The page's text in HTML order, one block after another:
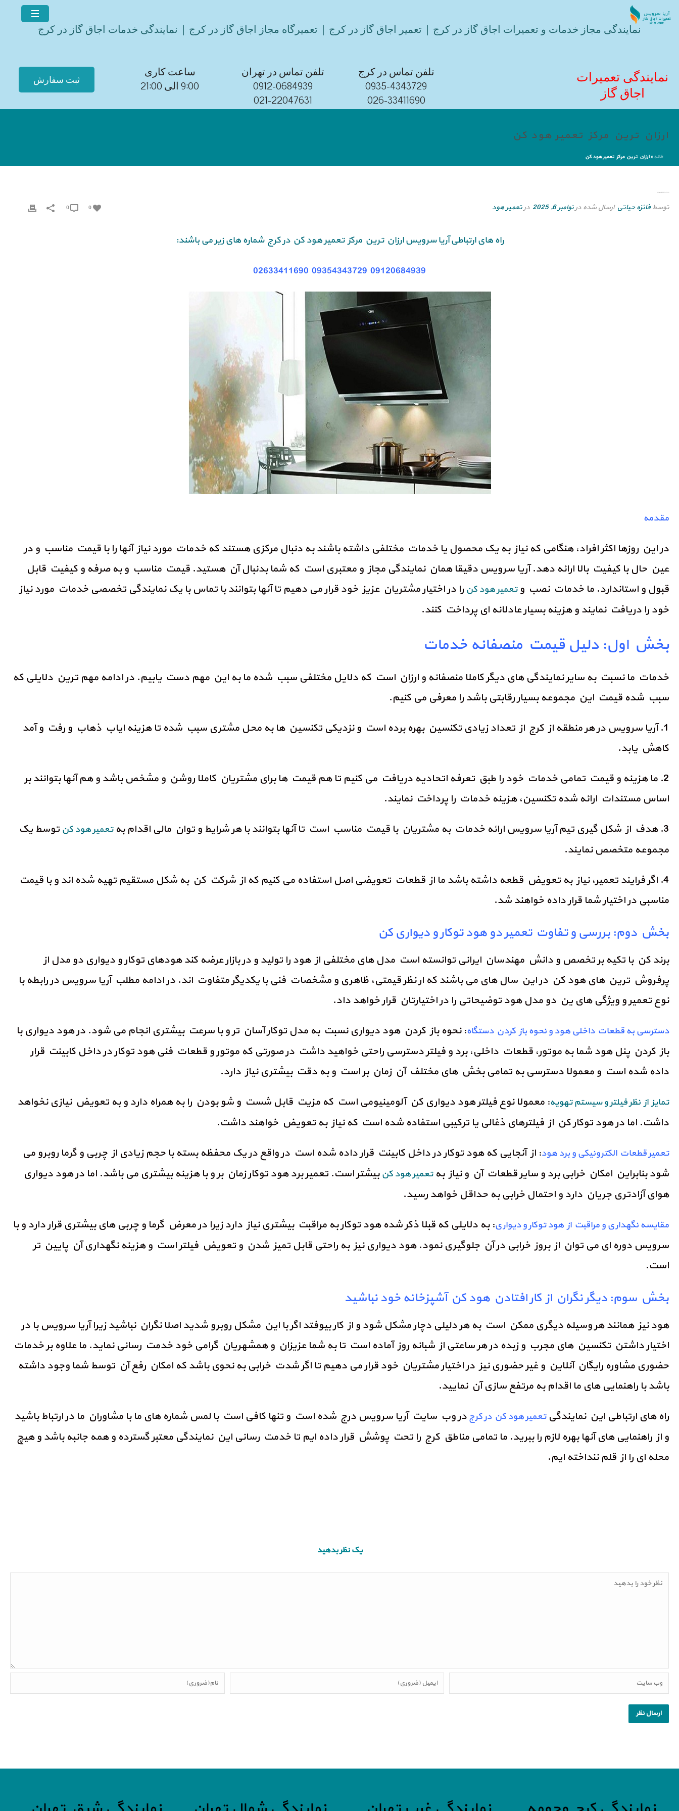
نمایندگی مجاز خدمات و تعمیرات اجاق گاز در کرج | تعمیر اجاق گاز در کرج | تعمیرگاه مجاز اجاق گاز در کرج | نمایندگی خدمات اجاق گاز در کرج
ثبت سفارش
ساعت کاری
9:00 الی 21:00
تلفن تماس در تهران
0912-0684939
021-22047631
تلفن تماس در کرج
0935-4343729
026-33411690
نمایندگی تعمیرات
اجاق گاز
ارزان ترین مرکز تعمیر هود کن
خانه »ارزان ترین مرکز تعمیر هود کن
ارزان ترین مرکز تعمیر هود کن
توسطفائزه حیاتی ارسال شده درنوامبر 6, 2025 درتعمیر هود 0
راه های ارتباطی آریا سرویس ارزان ترین مرکز تعمیر هود کن در کرج شماره های زیر می باشند:
09120684939
09354343729
02633411690
مقدمه
در این روزها اکثر افراد، هنگامی که نیاز به یک محصول یا خدمات مختلفی داشته باشند به دنبال مرکزی هستند که خدمات مورد نیاز آنها را با قیمت مناسب و در
عین حال با کیفیت بالا ارائه دهد. آریا سرویس دقیقا همان نمایندگی مجاز و معتبری است که شما بدنبال آن هستید. قیمت مناسب و به صرفه و کیفیت قابل
قبول و استاندارد. ما خدمات نصب وتعمیر هود کن را در اختیار مشتریان عزیز خود قرار می دهیم تا آنها بتوانند با تماس با یک نمایندگی تخصصی خدمات مورد نیاز
خود را دریافت نمایند و هزینه بسیار عادلانه ای پرداخت کنند.
بخش اول: دلیل قیمت منصفانه خدمات
خدمات ما نسبت به سایر نمایندگی های دیگر کاملا منصفانه و ارزان است که دلایل مختلفی سبب شده ما به این مهم دست یابیم. در ادامه مهم ترین دلایلی که
سبب شده قیمت این مجموعه بسیار رقابتی باشد را معرفی می کنیم.
1. آریا سرویس در هر منطقه از کرج از تعداد زیادی تکنسین بهره برده است و نزدیکی تکنسین ها به محل مشتری سبب شده تا هزینه ایاب ذهاب و رفت و آمد
کاهش یابد.
2. ما هزینه و قیمت تمامی خدمات خود را طبق تعرفه اتحادیه دریافت می کنیم تا هم قیمت ها برای مشتریان کاملا روشن و مشخص باشد و هم آنها بتوانند بر
اساس مستندات ارائه شده تکنسین، هزینه خدمات را پرداخت نمایند.
3. هدف از شکل گیری تیم آریا سرویس ارائه خدمات به مشتریان با قیمت مناسب است تا آنها بتوانند با هر شرایط و توان مالی اقدام به
تعمیر هود کن توسط یک
مجموعه متخصص نمایند.
4. اگر فرایند تعمیر، نیاز به تعویض قطعه داشته باشد ما از قطعات تعویضی اصل استفاده می کنیم که از شرکت کن به شکل مستقیم تهیه شده اند و با قیمت
مناسبی در اختیار شما قرار داده خواهند شد.
بخش دوم: بررسی و تفاوت تعمیر دو هود توکار و دیواری کن
برند کن با تکیه بر تخصص و دانش مهندسان ایرانی توانسته است مدل های مختلفی از هود را تولید و در بازار عرضه کند هودهای توکار و دیواری دو مدل از
پرفروش ترین های هود کن در این سال های می باشند که ار نظر قیمتی، ظاهری و مشخصات فنی با یکدیگر متفاوت اند. در ادامه مطلب آریا سرویس در رابطه با
نوع تعمیر و ویژگی های ین دو مدل هود توضیحاتی را در اختیارتان قرار خواهد داد.
دسترسی به قطعات داخلی هود و نحوه باز کردن دستگاه: نحوه باز کردن هود دیواری نسبت به مدل توکار آسان تر و با سرعت بیشتری انجام می شود. در هود دیواری با
باز کردن پنل هود شما به موتور، قطعات داخلی، برد و فیلتر دسترسی راحتی خواهید داشت در صورتی که موتور و قطعات فنی هود توکار در داخل کابینت قرار
داده شده است و معمولا دسترسی به تمامی بخش های مختلف آن زمان بر است و به دقت بیشتری نیاز دارد.
تمایز از نظر فیلتر و سیستم تهویه: معمولا نوع فیلتر هود دیواری کن آلومینیومی است که مزیت قابل شست و شو بودن را به همراه دارد و به تعویض نیازی نخواهد
داشت. اما در هود توکار کن از فیلترهای ذغالی یا ترکیبی استفاده شده است که نیاز به تعویض خواهند داشت.
تعمیر قطعات الکترونیکی و برد هود: از آنجایی که هود توکار در داخل کابینت قرار داده شده است در واقع در یک محفظه بسته با حجم زیادی از چربی و گرما روبرو می
شود بنابراین امکان خرابی برد و سایر قطعات آن و نیاز بهتعمیر هود کنبیشتر است. تعمیر برد هود توکار زمان بر و با هزینه بیشتری می باشد. اما در هود دیواری
هوای آزادتری جریان دارد و احتمال خرابی به حداقل خواهد رسید.
مقایسه نگهداری و مراقبت از هود توکار و دیواری: به دلایلی که قبلا ذکر شده هود توکار به مراقبت بیشتری نیاز دارد زیرا در معرض گرما و چربی های بیشتری قرار دارد و با
سرویس دوره ای می توان از بروز خرابی در آن جلوگیری نمود. هود دیواری نیز به راحتی قابل تمیز شدن و تعویض فیلتر است و هزینه نگهداری آن پایین تر
است.
بخش سوم: دیگر نگران از کار افتادن هود کن آشپزخانه خود نباشید
هود نیز همانند هر وسیله دیگری ممکن است به هر دلیلی دچار مشکل شود و از کار بیوفتد اگر با این مشکل روبرو شدید اصلا نگران نباشید زیرا آریا سرویس با در
اختیار داشتن تکنسین های مجرب و زبده در هر ساعتی از شبانه روز آماده است تا به شما عزیزان و همشهریان گرامی خود خدمت رسانی نماید. ما علاوه بر خدمات
حضوری مشاوره رایگان آنلاین و غیر حضوری نیز در اختیار مشتریان خود قرار می دهیم تا اگر شدت خرابی به نحوی باشد که امکان رفع آن توسط شما وجود داشته
باشد با راهنمایی های ما اقدام به مرتفع سازی آن نمایید.
راه های ارتباطی این نمایندگیتعمیر هود کن در کرجدر وب سایت آریا سرویس درج شده است و تنها کافی است با لمس شماره های ما با مشاوران ما در ارتباط باشید
و از راهنمایی های آنها بهره لازم را ببرید. ما تمامی مناطق کرج را تحت پوشش قرار داده ایم تا خدمت رسانی این نمایندگی معتبر گسترده و همه جانبه باشد و هیچ
محله ای را از قلم ننداخته ایم.
یک نظر بدهید